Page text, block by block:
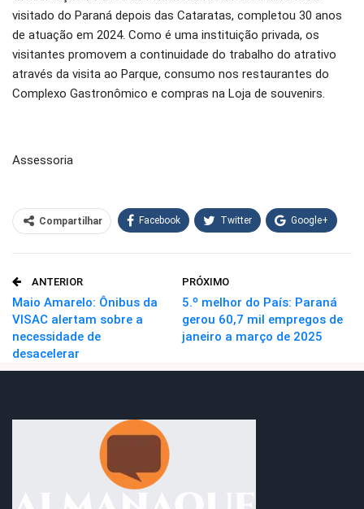
visitado do Paraná depois das Cataratas, completou 30 anos
de atuação em 2024. Como é uma instituição privada, os
visitantes promovem a continuidade do trabalho do atrativo
através da visita ao Parque, consumo nos restaurantes do
Complexo Gastronômico e compras na Loja de souvenirs.
Assessoria
Compartilhar Facebook Twitter Google+
O email
ANTERIOR
Maio Amarelo: Ônibus da
VISAC alertam sobre a
necessidade de
desacelerar
PRÓXIMO
5.º melhor do País: Paraná
gerou 60,7 mil empregos de
janeiro a março de 2025